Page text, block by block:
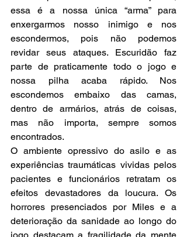
essa é a nossa única “arma” para
enxergarmos nosso inimigo e nos
escondermos, pois não podemos
revidar seus ataques. Escuridão faz
parte de praticamente todo o jogo e
nossa pilha acaba rápido. Nos
escondemos embaixo das camas,
dentro de armários, atrás de coisas,
mas não importa, sempre somos
encontrados.
O ambiente opressivo do asilo e as
experiências traumáticas vividas pelos
pacientes e funcionários retratam os
efeitos devastadores da loucura. Os
horrores presenciados por Miles e a
deterioração da sanidade ao longo do